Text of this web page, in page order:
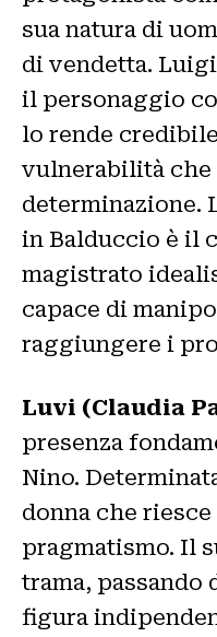
sua natura di
di vendetta.
il personaggio
lo rende
vulnerabilità
determinazione.
in Balduccio è il
magistrato
capace di
raggiungere i
Luvi (Claudia
presenza
Nino.
donna che
pragmatismo. Il
trama, passando
figura